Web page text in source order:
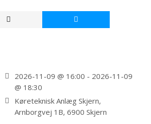
2026-11-09 @ 16:00 - 2026-11-09
@ 18:30
Køreteknisk Anlæg Skjern,
Arnborgvej 1B, 6900 Skjern